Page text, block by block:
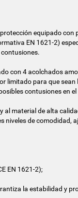
protección equipado
EN 1621-2)
con 4 acolchados
limitado para que sean
contusiones en el
al material de alta
niveles de comodidad,
EN 1621-2);
la estabilidad y